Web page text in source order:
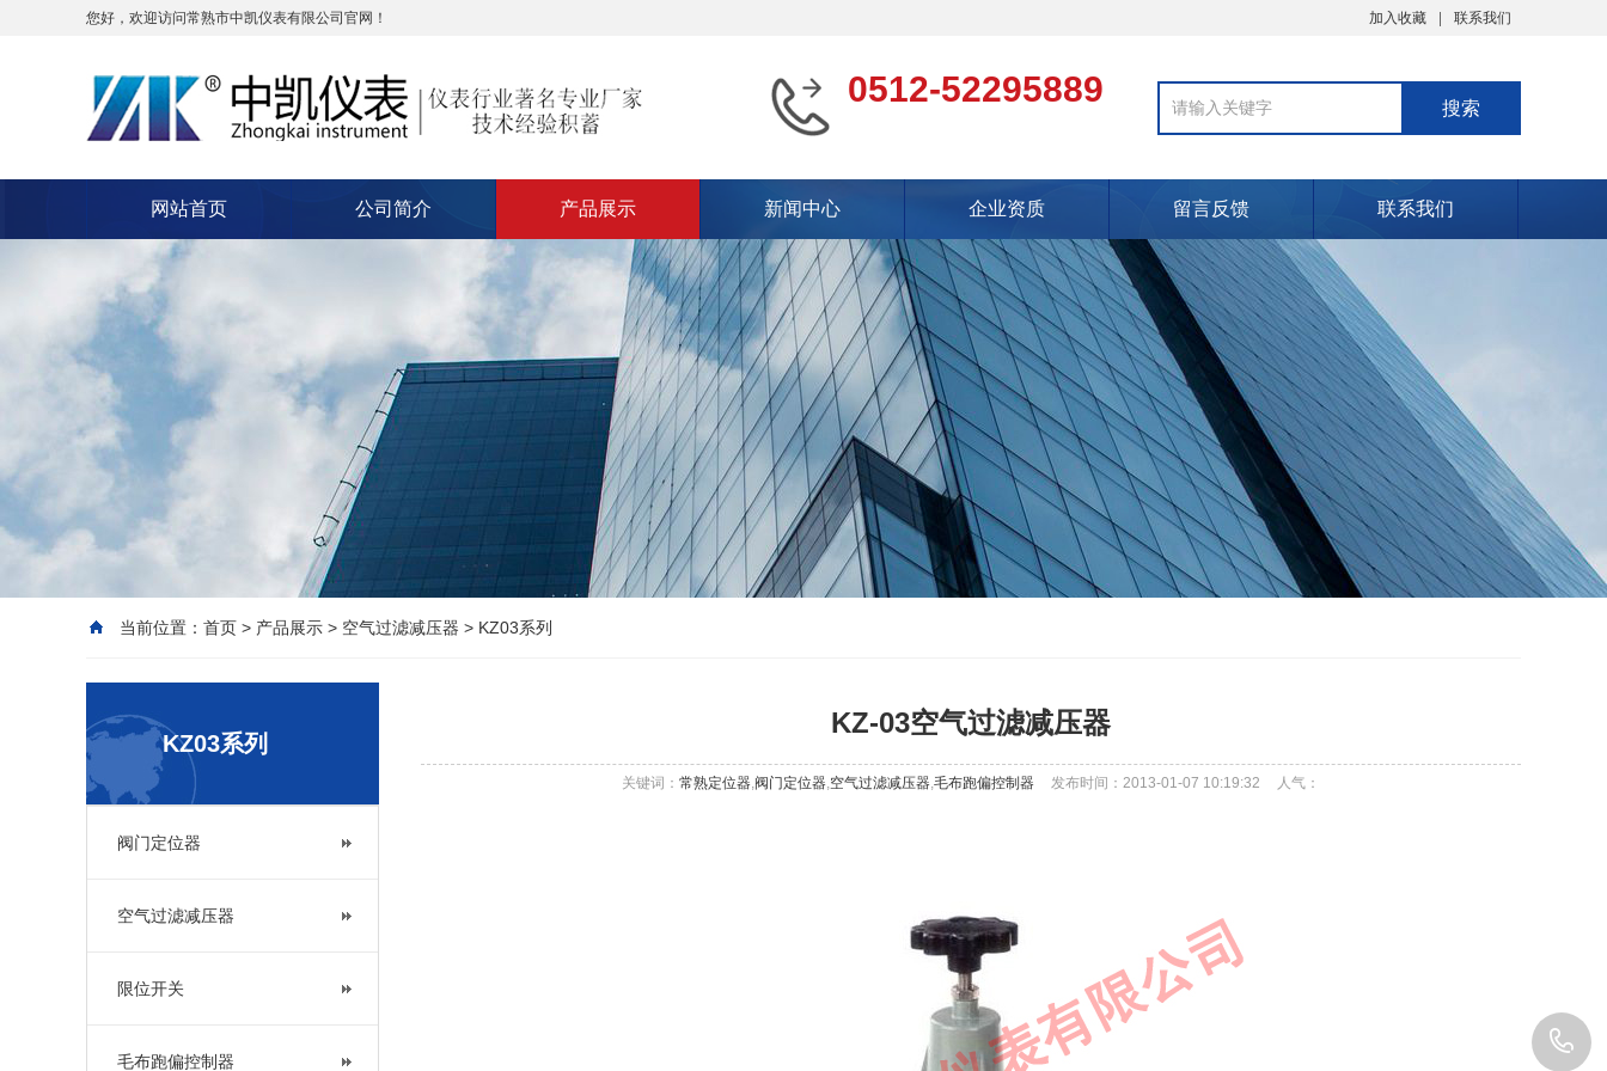
您好，欢迎访问常熟市中凯仪表有限公司官网！ 加入收藏 联系我们
0512-52295889
网站首页 公司简介 产品展示 新闻中心 企业资质 留言反馈 联系我们
当前位置： 首页 > 产品展示 > 空气过滤减压器 > KZ03系列
KZ03系列
阀门定位器
空气过滤减压器
限位开关
毛布跑偏控制器
KZ-03空气过滤减压器
关键词： 常熟定位器,阀门定位器,空气过滤减压器,毛布跑偏控制器 发布时间：2013-01-07 10:19:32 人气：